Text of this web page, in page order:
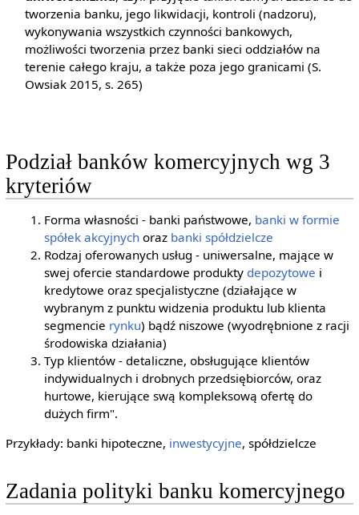
tworzenia banku, jego likwidacji, kontroli (nadzoru),
wykonywania wszystkich czynności bankowych,
możliwości tworzenia przez banki sieci oddziałów na
terenie całego kraju, a także poza jego granicami (S.
Owsiak 2015, s. 265)
Podział banków komercyjnych wg 3
kryteriów
Forma własności - banki państwowe, banki w formie
spółek akcyjnych oraz banki spółdzielcze
Rodzaj oferowanych usług - uniwersalne, mające w
swej ofercie standardowe produkty depozytowe i
kredytowe oraz specjalistyczne (działające w
wybranym z punktu widzenia produktu lub klienta
segmencie rynku) bądź niszowe (wyodrębnione z racji
środowiska działania)
Typ klientów - detaliczne, obsługujące klientów
indywidualnych i drobnych przedsiębiorców, oraz
hurtowe, kierujące swą kompleksową ofertę do
dużych firm".
Przykłady: banki hipoteczne, inwestycyjne, spółdzielcze
Zadania polityki banku komercyjnego